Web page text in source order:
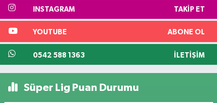
INSTAGRAM TAKIP ET
YOUTUBE ABONE OL
0542 588 1363 İLETIŞIM
Süper Lig Puan Durumu